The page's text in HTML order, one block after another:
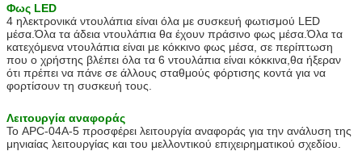
υποβολή
Φως LED
4 ηλεκτρονικά ντουλάπια είναι όλα με συσκευή φωτισμού LED
μέσα.Όλα τα άδεια ντουλάπια θα έχουν πράσινο φως μέσα.Όλα τα
κατεχόμενα ντουλάπια είναι με κόκκινο φως μέσα, σε περίπτωση
που ο χρήστης βλέπει όλα τα 6 ντουλάπια είναι κόκκινα,θα ήξεραν
ότι πρέπει να πάνε σε άλλους σταθμούς φόρτισης κοντά για να
φορτίσουν τη συσκευή τους.
Λειτουργία αναφοράς
Το APC-04A-5 προσφέρει λειτουργία αναφοράς για την ανάλυση της
μηνιαίας λειτουργίας και του μελλοντικού επιχειρηματικού σχεδίου.